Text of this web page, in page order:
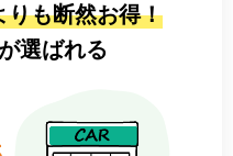
りも断然お得！
選ばれる